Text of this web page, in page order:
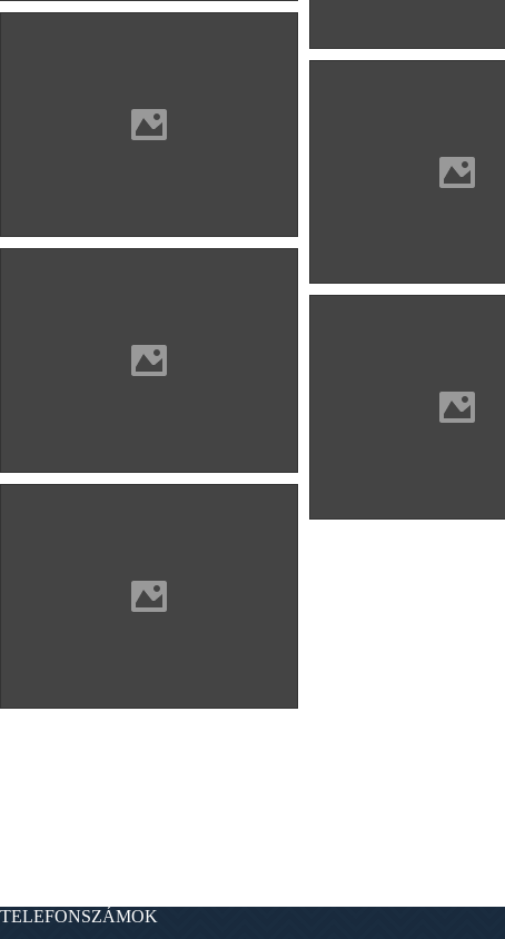
TELEFONSZÁMOK